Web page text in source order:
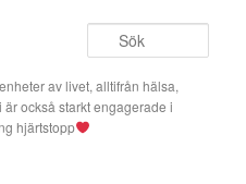
av livet, alltifrån hälsa,
också starkt engagerade i
hjärtstopp